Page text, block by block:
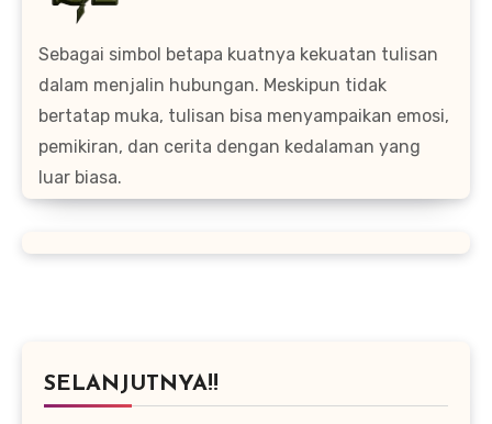
Sebagai simbol betapa kuatnya kekuatan tulisan
dalam menjalin hubungan. Meskipun tidak
bertatap muka, tulisan bisa menyampaikan emosi,
pemikiran, dan cerita dengan kedalaman yang
luar biasa.
SELANJUTNYA!!